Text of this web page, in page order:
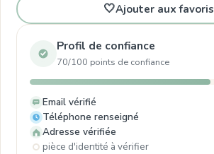
🤍Ajouter aux favoris
Profil de confiance
70/100 points de confiance
Email vérifié
Téléphone renseigné
Adresse vérifiée
pièce d'identité à vérifier